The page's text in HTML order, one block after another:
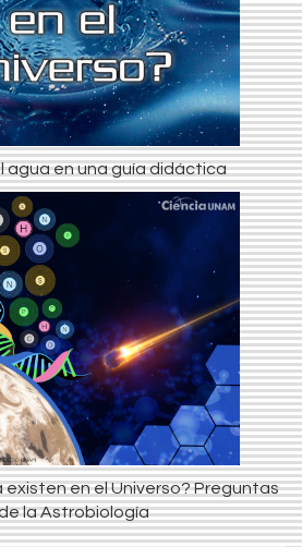
agua en una guía didáctica
existen en el Universo? Preguntas
la Astrobiología